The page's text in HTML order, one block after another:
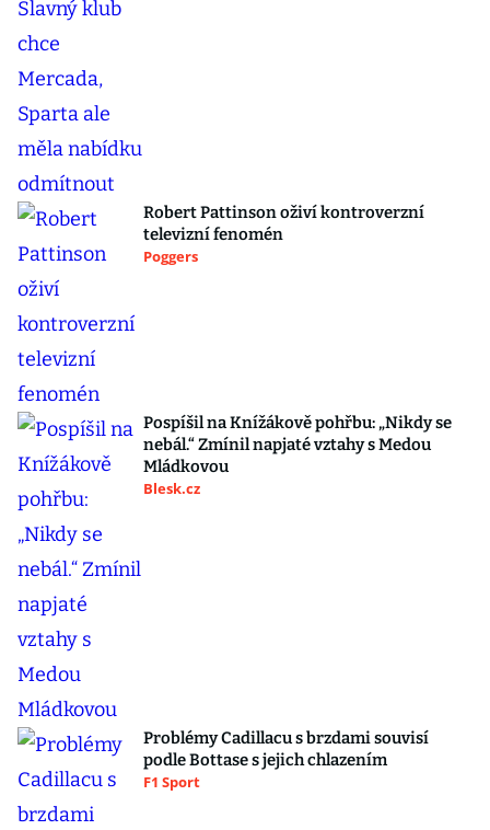
Robert Pattinson oživí kontroverzní
televizní fenomén
Poggers
Pospíšil na Knížákově pohřbu: „Nikdy se
nebál.“ Zmínil napjaté vztahy s Medou
Mládkovou
Blesk.cz
Problémy Cadillacu s brzdami souvisí
podle Bottase s jejich chlazením
F1 Sport